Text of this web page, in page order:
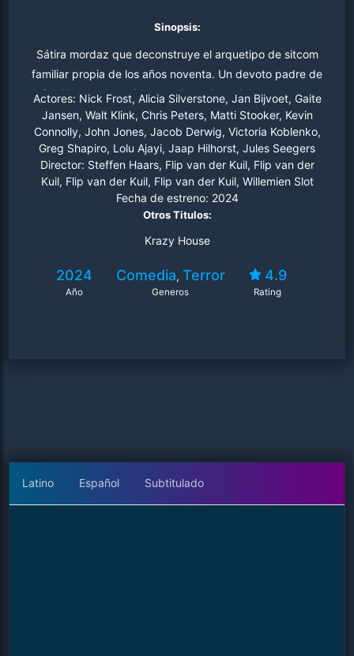
Sinopsis:
Sátira mordaz que deconstruye el arquetipo de sitcom
familiar propia de los años noventa. Un devoto padre de
familia ve subvertida su existencia cotidiana cuando
unos criminales invaden su hogar.
Actores: Nick Frost, Alicia Silverstone, Jan Bijvoet, Gaite
Jansen, Walt Klink, Chris Peters, Matti Stooker, Kevin
Connolly, John Jones, Jacob Derwig, Victoria Koblenko,
Greg Shapiro, Lolu Ajayi, Jaap Hilhorst, Jules Seegers
Director: Steffen Haars, Flip van der Kuil, Flip van der
Kuil, Flip van der Kuil, Flip van der Kuil, Willemien Slot
Fecha de estreno: 2024
Otros Titulos:
Krazy House
2024
Año
Comedia, Terror
Generos
4.9
Rating
Latino Español Subtitulado